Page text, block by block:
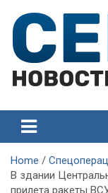
content
Севастополя
Home
В здании
прилета ракеты